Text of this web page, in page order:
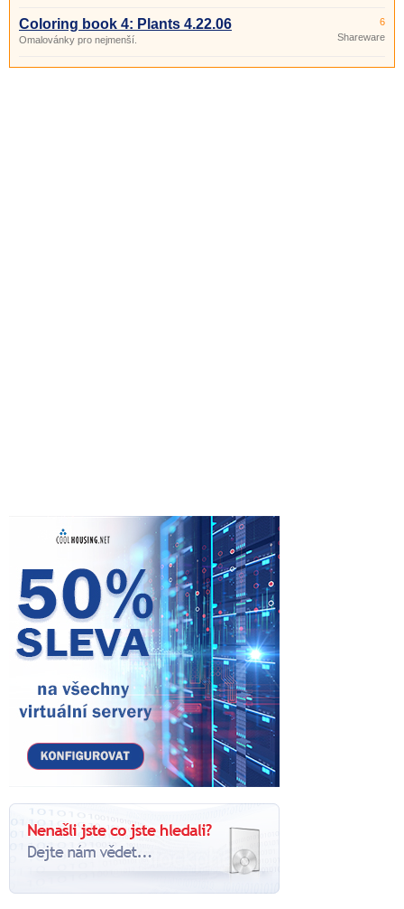
Coloring book 4: Plants 4.22.06
Omalovánky pro nejmenší.
6
Shareware